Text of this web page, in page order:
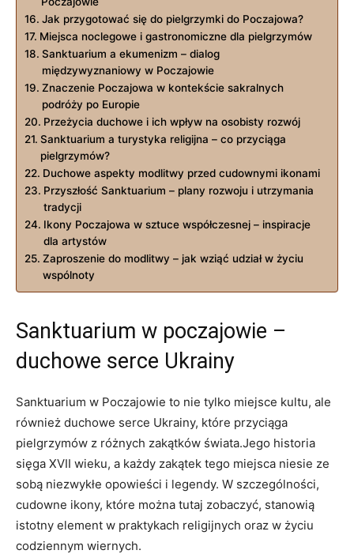
Jak przygotować się do pielgrzymki do Poczajowa?
Miejsca noclegowe i gastronomiczne dla pielgrzymów
Sanktuarium a ekumenizm – dialog
międzywyznaniowy w Poczajowie
Znaczenie Poczajowa w kontekście sakralnych
podróży po Europie
Przeżycia duchowe i ich wpływ na osobisty rozwój
Sanktuarium a turystyka religijna – co przyciąga
pielgrzymów?
Duchowe aspekty modlitwy przed cudownymi ikonami
Przyszłość Sanktuarium – plany rozwoju i utrzymania
tradycji
Ikony Poczajowa w sztuce współczesnej – inspiracje
dla artystów
Zaproszenie do modlitwy – jak wziąć udział w życiu
wspólnoty
Sanktuarium w poczajowie –
duchowe serce Ukrainy
Sanktuarium w Poczajowie to nie tylko miejsce kultu, ale
również duchowe serce Ukrainy, które przyciąga
pielgrzymów z różnych zakątków świata.Jego historia
sięga XVII wieku, a każdy zakątek tego miejsca niesie ze
sobą niezwykłe opowieści i legendy. W szczególności,
cudowne ikony, które można tutaj zobaczyć, stanowią
istotny element w praktykach religijnych oraz w życiu
codziennym wiernych.